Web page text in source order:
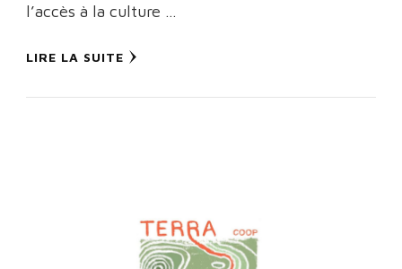
l’accès à la culture …
LIRE LA SUITE